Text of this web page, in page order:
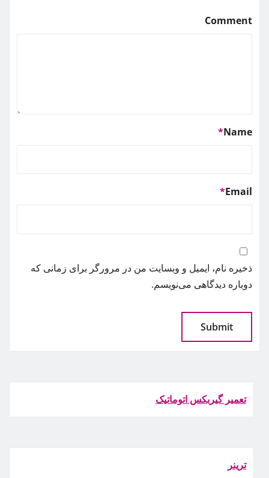
Comment
Name
*
Email
*
ذخیره نام، ایمیل و وبسایت من در مرورگر برای زمانی که
دوباره دیدگاهی می‌نویسم.
تعمیر گیربکس اتوماتیک
ترينر